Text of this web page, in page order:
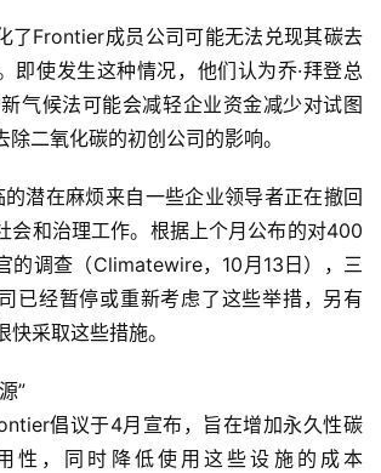
了Frontier成员公司可能无法兑现其碳去
即使发生这种情况，他们认为乔·拜登总
气候法可能会减轻企业资金减少对试图
二氧化碳的初创公司的影响。
潜在麻烦来自一些企业领导者正在撤回
会和治理工作。根据上个月公布的对400
的调查（Climatewire，10月13日），三
已经暂停或重新考虑了这些举措，另有
采取这些措施。
”
倡议于4月宣布，旨在增加永久性碳
性，同时降低使用这些设施的成本